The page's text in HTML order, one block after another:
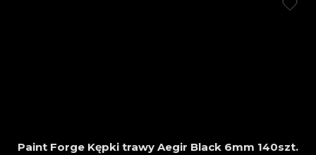
Paint Forge Kępki trawy Aegir Black 6mm 140szt.